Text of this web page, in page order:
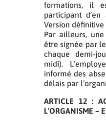
formations, il
participant
Version définitive
Par ailleurs,
être signée par
chaque demi-
midi).
informé des
délais par
ARTICLE 12 :
L’ORGANISME –